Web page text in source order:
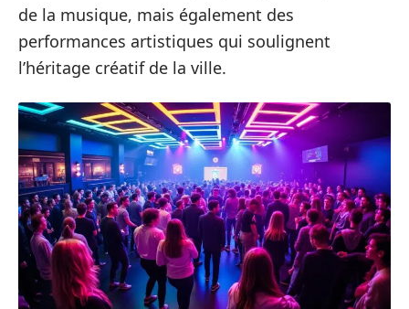
de la musique, mais également des
performances artistiques qui soulignent
l’héritage créatif de la ville.